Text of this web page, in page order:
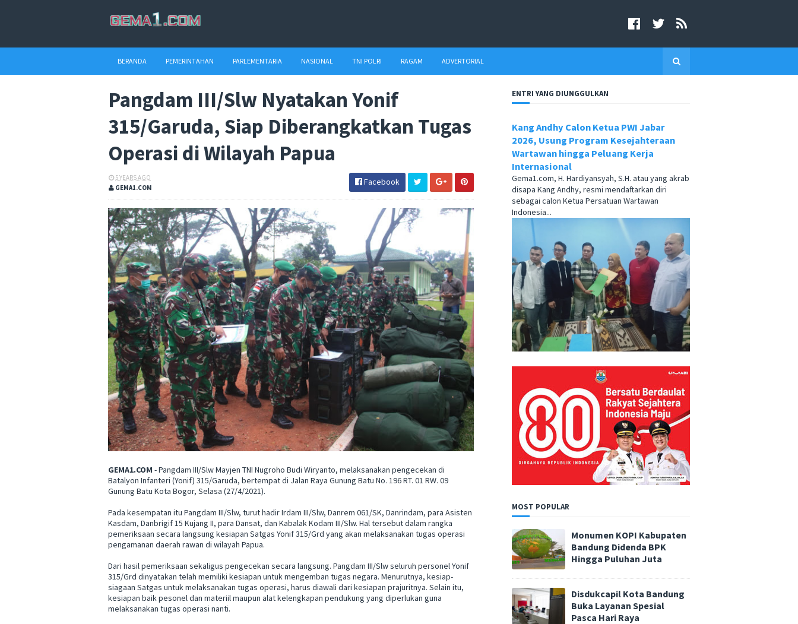
BERANDA PEMERINTAHAN PARLEMENTARIA NASIONAL TNI POLRI RAGAM ADVERTORIAL
Pangdam III/Slw Nyatakan Yonif
315/Garuda, Siap Diberangkatkan Tugas
Operasi di Wilayah Papua
5 YEARS AGO
GEMA1.COM
Facebook
GEMA1.COM - Pangdam III/Slw Mayjen TNI Nugroho Budi Wiryanto, melaksanakan pengecekan di
Batalyon Infanteri (Yonif) 315/Garuda, bertempat di Jalan Raya Gunung Batu No. 196 RT. 01 RW. 09
Gunung Batu Kota Bogor, Selasa (27/4/2021).
Pada kesempatan itu Pangdam III/Slw, turut hadir Irdam III/Slw, Danrem 061/SK, Danrindam, para Asisten
Kasdam, Danbrigif 15 Kujang II, para Dansat, dan Kabalak Kodam III/Slw. Hal tersebut dalam rangka
pemeriksaan secara langsung kesiapan Satgas Yonif 315/Grd yang akan melaksanakan tugas operasi
pengamanan daerah rawan di wilayah Papua.
Dari hasil pemeriksaan sekaligus pengecekan secara langsung. Pangdam III/Slw seluruh personel Yonif
315/Grd dinyatakan telah memiliki kesiapan untuk mengemban tugas negara. Menurutnya, kesiap-
siagaan Satgas untuk melaksanakan tugas operasi, harus diawali dari kesiapan prajuritnya. Selain itu,
kesiapan baik pesonel dan materiil maupun alat kelengkapan pendukung yang diperlukan guna
melaksanakan tugas operasi nanti.
ENTRI YANG DIUNGGULKAN
Kang Andhy Calon Ketua PWI Jabar
2026, Usung Program Kesejahteraan
Wartawan hingga Peluang Kerja
Internasional
Gema1.com, H. Hardiyansyah, S.H. atau yang akrab
disapa Kang Andhy, resmi mendaftarkan diri
sebagai calon Ketua Persatuan Wartawan
Indonesia...
MOST POPULAR
Monumen KOPI Kabupaten
Bandung Didenda BPK
Hingga Puluhan Juta
Disdukcapil Kota Bandung
Buka Layanan Spesial
Pasca Hari Raya